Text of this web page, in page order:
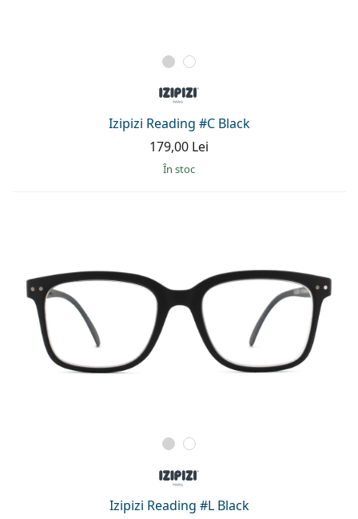
Izipizi Reading #C Black
179,00 Lei
În stoc
Izipizi Reading #L Black